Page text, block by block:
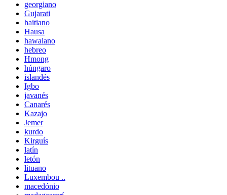
georgiano
Gujarati
haitiano
Hausa
hawaiano
hebreo
Hmong
húngaro
islandés
Igbo
javanés
Canarés
Kazajo
Jemer
kurdo
Kirguís
latín
letón
lituano
Luxembou ..
macedónio